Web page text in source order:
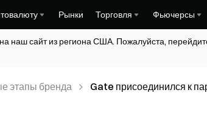
Рынки Торговля Фьючерсы
наш сайт из региона США. Пожалуйста,
этапы бренда
Gate присоединился к